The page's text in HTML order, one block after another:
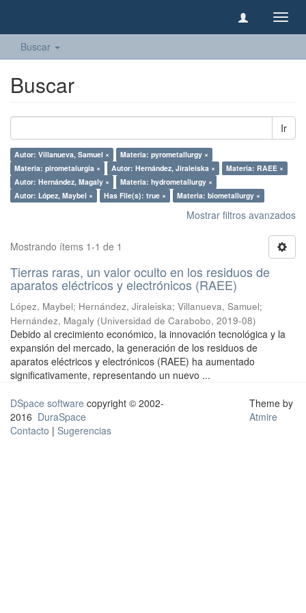
Buscar
Buscar
Ir
Autor: Villanueva, Samuel ×
Materia: pyrometallurgy ×
Materia: pirometalurgia ×
Autor: Hernández, Jiraleiska ×
Materia: RAEE ×
Autor: Hernández, Magaly ×
Materia: hydrometallurgy ×
Autor: López, Maybel ×
Has File(s): true × Materia: biometallurgy ×
Mostrar filtros avanzados
Mostrando ítems 1-1 de 1
Tierras raras, un valor oculto en los residuos de
aparatos eléctricos y electrónicos (RAEE)
López, Maybel; Hernández, Jiraleiska; Villanueva, Samuel;
Hernández, Magaly (Universidad de Carabobo, 2019-08)
Debido al crecimiento económico, la innovación tecnológica y la
expansión del mercado, la generación de los residuos de
aparatos eléctricos y electrónicos (RAEE) ha aumentado
significativamente, representando un nuevo ...
DSpace software copyright © 2002-
2016 DuraSpace
Contacto | Sugerencias
Theme by
Atmire